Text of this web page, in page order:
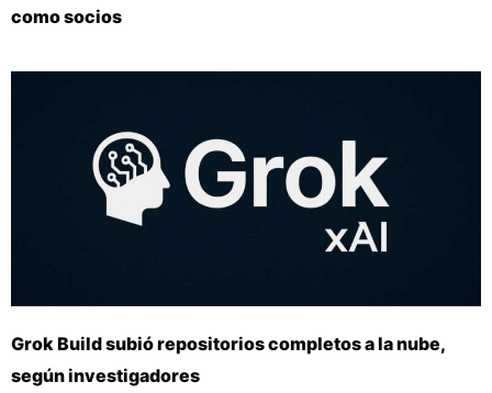
como socios
Grok Build subió repositorios completos a la nube,
según investigadores